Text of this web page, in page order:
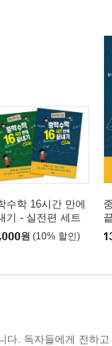
수학 16시간 만에
기 - 실전편 세트
원 (10% 할인)
다. 독자들에게 전하